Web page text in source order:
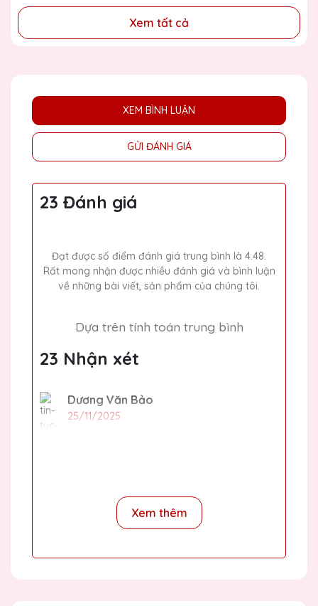
Xem tất cả
XEM BÌNH LUẬN
GỬI ĐÁNH GIÁ
23 Đánh giá
Đạt được số điểm đánh giá trung bình là 4.48.
Rất mong nhận được nhiều đánh giá và bình luận
về những bài viết, sản phẩm của chúng tôi.
Dựa trên tính toán trung bình
23 Nhận xét
Dương Văn Bảo
25/11/2025
25/11/2025
Xem thêm